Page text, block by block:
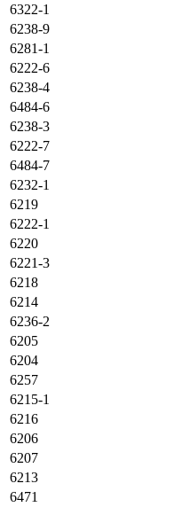
6322-1
6238-9
6281-1
6222-6
6238-4
6484-6
6238-3
6222-7
6484-7
6232-1
6219
6222-1
6220
6221-3
6218
6214
6236-2
6205
6204
6257
6215-1
6216
6206
6207
6213
6471